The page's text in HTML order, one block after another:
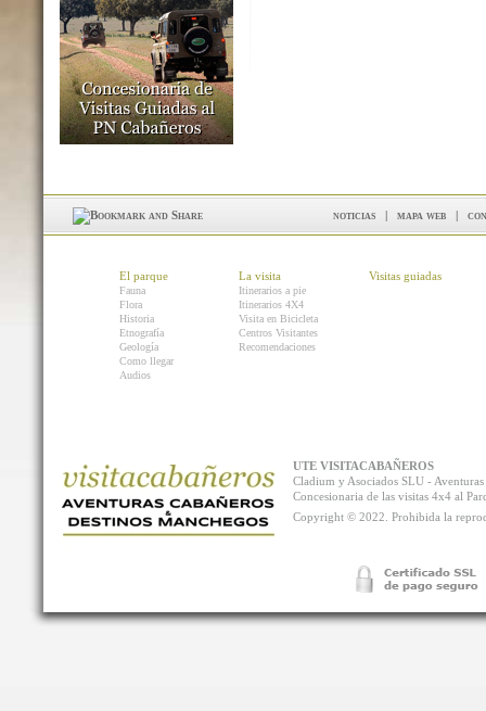
noticias | mapa web |
El parque
Fauna
Flora
Historia
Etnografía
Geología
Como llegar
Audios
La visita
Itinerarios a pie
Itinerarios 4X4
Visita en Bicicleta
Centros Visitantes
Recomendaciones
Visitas guiadas
UTE VISITACABAÑEROS
Cladium y Asociados SLU -
Concesionaria de las visitas 4x4 al
Copyright © 2022. Prohibida la